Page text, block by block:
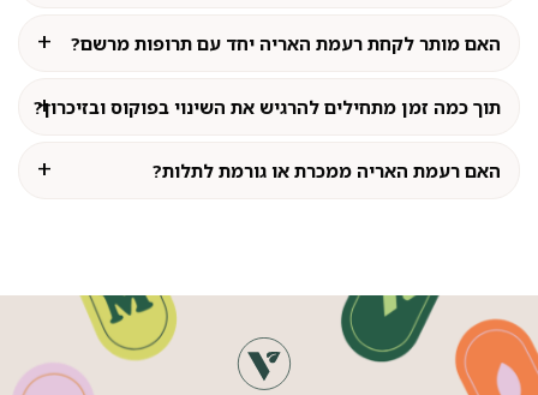
האם מותר לקחת רעמת האריה יחד עם תרופות מרשם?
תוך כמה זמן מתחילים להרגיש את השינוי בפוקוס ובזיכרון?
האם רעמת האריה ממכרת או גורמת לתלות?